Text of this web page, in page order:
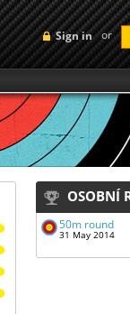
Sign in or
OSOBNÍ
50m round
31 May 2014